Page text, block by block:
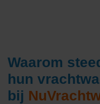
Waarom
hun
bij